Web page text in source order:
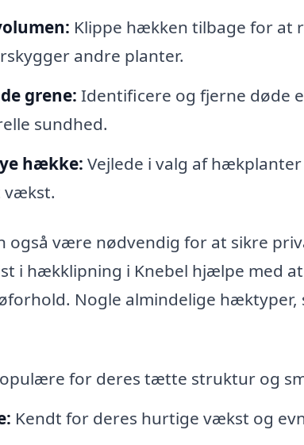
Klippe hækken tilbage for at
andre planter.
grene: Identificere og fjerne døde
sundhed.
hække: Vejlede i valg af
vækst.
også være nødvendig for at sikre
i hækklipning i Knebel hjælpe med
Nogle almindelige
for deres tætte struktur og
Kendt for deres hurtige vækst og